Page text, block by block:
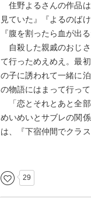
住野よるさんの作品
見ていた』『よるのば
『腹を割ったら血が出
自殺した親戚のおじ
て行っためえめえ。最
の子に誘われて一緒に
の物語にはまって行って
「恋とそれとあと全部
めいめいとサブレの関
は、『下宿仲間でクラ
サブレが、「ちょっと
って言葉はよくなかっ
29